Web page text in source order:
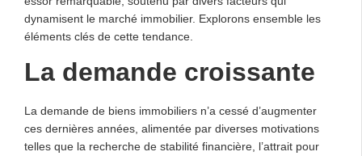
dynamisent le marché immobilier. Explorons ensemble les
éléments clés de cette tendance.
La demande croissante
La demande de biens immobiliers n’a cessé d’augmenter
ces dernières années, alimentée par diverses motivations
telles que la recherche de stabilité financière, l’attrait pour